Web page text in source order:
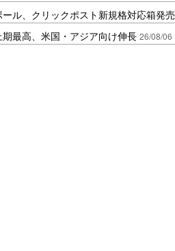
ル、クリックポスト新規格対応箱発売
最高、米国・アジア向け伸長 26/08/06